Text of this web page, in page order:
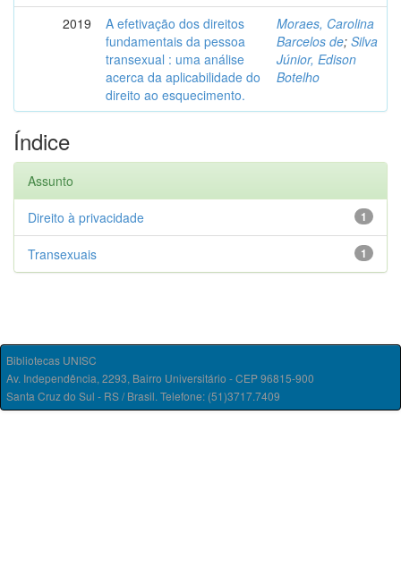
2019
A efetivação dos direitos
fundamentais da pessoa
transexual : uma análise
acerca da aplicabilidade do
direito ao esquecimento.
Moraes, Carolina
Barcelos de; Silva
Júnior, Edison
Botelho
Índice
Assunto
1
Direito à privacidade
1
Transexuais
Bibliotecas UNISC
Av. Independência, 2293, Bairro Universitário - CEP 96815-900
Santa Cruz do Sul - RS / Brasil. Telefone: (51)3717.7409